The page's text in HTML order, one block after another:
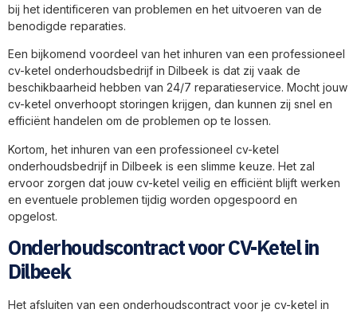
bij het identificeren van problemen en het uitvoeren van de
benodigde reparaties.
Een bijkomend voordeel van het inhuren van een professioneel
cv-ketel onderhoudsbedrijf in Dilbeek is dat zij vaak de
beschikbaarheid hebben van 24/7 reparatieservice. Mocht jouw
cv-ketel onverhoopt storingen krijgen, dan kunnen zij snel en
efficiënt handelen om de problemen op te lossen.
Kortom, het inhuren van een professioneel cv-ketel
onderhoudsbedrijf in Dilbeek is een slimme keuze. Het zal
ervoor zorgen dat jouw cv-ketel veilig en efficiënt blijft werken
en eventuele problemen tijdig worden opgespoord en
opgelost.
Onderhoudscontract voor CV-Ketel in
Dilbeek
Het afsluiten van een onderhoudscontract voor je cv-ketel in